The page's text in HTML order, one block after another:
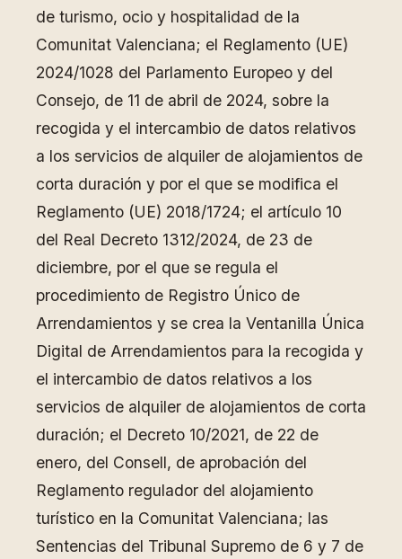
de turismo, ocio y hospitalidad de la
Comunitat Valenciana; el Reglamento (UE)
2024/1028 del Parlamento Europeo y del
Consejo, de 11 de abril de 2024, sobre la
recogida y el intercambio de datos relativos
a los servicios de alquiler de alojamientos de
corta duración y por el que se modifica el
Reglamento (UE) 2018/1724; el artículo 10
del Real Decreto 1312/2024, de 23 de
diciembre, por el que se regula el
procedimiento de Registro Único de
Arrendamientos y se crea la Ventanilla Única
Digital de Arrendamientos para la recogida y
el intercambio de datos relativos a los
servicios de alquiler de alojamientos de corta
duración; el Decreto 10/2021, de 22 de
enero, del Consell, de aprobación del
Reglamento regulador del alojamiento
turístico en la Comunitat Valenciana; las
Sentencias del Tribunal Supremo de 6 y 7 de